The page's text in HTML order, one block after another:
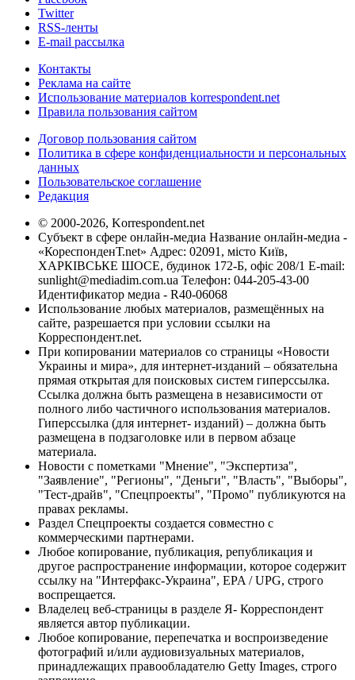
Twitter
RSS-ленты
E-mail рассылка
Контакты
Реклама на сайте
Использование материалов korrespondent.net
Правила пользования сайтом
Договор пользования сайтом
Политика в сфере конфиденциальности и персональных
данных
Пользовательское соглашение
Редакция
© 2000-2026, Korrespondent.net
Субъект в сфере онлайн-медиа Название онлайн-медиа -
«КореспонденТ.net» Адрес: 02091, місто Київ,
ХАРКІВСЬКЕ ШОСЕ, будинок 172-Б, офіс 208/1 E-mail:
sunlight@mediadim.com.ua Телефон: 044-205-43-00
Идентификатор медиа - R40-06068
Использование любых материалов, размещённых на
сайте, разрешается при условии ссылки на
Корреспондент.net.
При копировании материалов со страницы «Новости
Украины и мира», для интернет-изданий – обязательна
прямая открытая для поисковых систем гиперссылка.
Ссылка должна быть размещена в независимости от
полного либо частичного использования материалов.
Гиперссылка (для интернет- изданий) – должна быть
размещена в подзаголовке или в первом абзаце
материала.
Новости с пометками "Мнение", "Экспертиза",
"Заявление", "Регионы", "Деньги", "Власть", "Выборы",
"Тест-драйв", "Спецпроекты", "Промо" публикуются на
правах рекламы.
Раздел Спецпроекты создается совместно с
коммерческими партнерами.
Любое копирование, публикация, републикация и
другое распространение информации, которое содержит
ссылку на "Интерфакс-Украина", EPA / UPG, строго
воспрещается.
Владелец веб-страницы в разделе Я- Корреспондент
является автор публикации.
Любое копирование, перепечатка и воспроизведение
фотографий и/или аудиовизуальных материалов,
принадлежащих правообладателю Getty Images, строго